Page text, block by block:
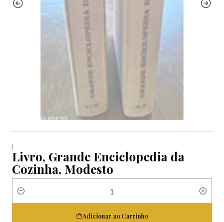
|
Livro, Grande Enciclopedia da
Cozinha, Modesto
Quantidade
Adicionar ao Carrinho